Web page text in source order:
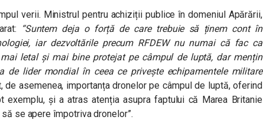
verii. Ministrul pentru achiziții publice în domeniul Apărării,
“Suntem deja o forță de care trebuie să ținem cont în
iar dezvoltările precum RFDEW nu numai că fac ca
letal și mai bine protejat pe câmpul de luptă, dar mențin
de lider mondial în ceea ce privește echipamentele militare
de asemenea, importanța dronelor pe câmpul de luptă, oferind
exemplu, și a atras atenția asupra faptului că Marea Britanie
se apere împotriva dronelor”.